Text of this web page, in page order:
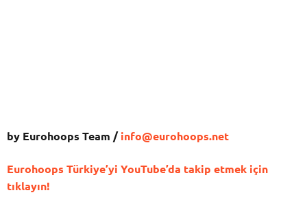
by Eurohoops Team /info@eurohoops.net
Eurohoops Türkiye’yi YouTube’da takip etmek için
tıklayın!